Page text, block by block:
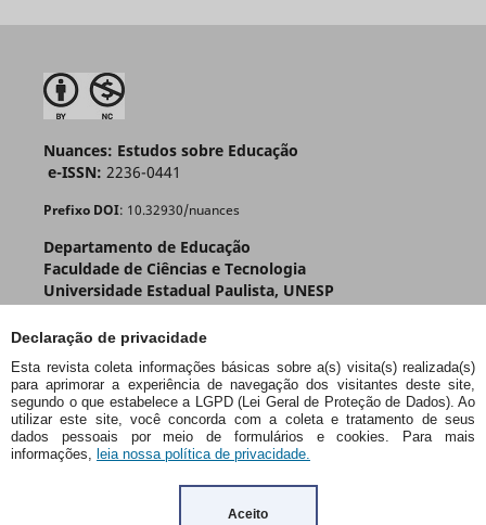
Declaração de privacidade
Esta revista coleta informações básicas sobre a(s) visita(s) realizada(s)
para aprimorar a experiência de navegação dos visitantes deste site,
segundo o que estabelece a LGPD (Lei Geral de Proteção de Dados). Ao
utilizar este site, você concorda com a coleta e tratamento de seus
dados pessoais por meio de formulários e cookies. Para mais
informações, leia nossa política de privacidade.
Aceito
Nuances: Estudos sobre Educação
e-ISSN: 2236-0441
Prefixo DOI: 10.32930/nuances
Departamento de Educação
Faculdade de Ciências e Tecnologia
Universidade Estadual Paulista, UNESP
R. Roberto Símonsen, 305 - Centro Educacional
Pres. Prudente - SP - Brasil